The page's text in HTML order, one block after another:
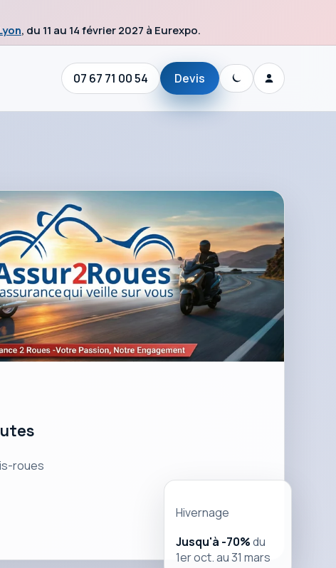
, du 11 au 14 février 2027 à Eurexpo.
07 67 71 00 54 Devis
roues
Hivernage
Jusqu'à -70%du
1er oct. au 31 mars